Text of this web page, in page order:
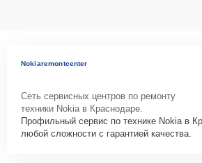
Nokiaremontcenter
Сеть сервисных центров по ремонту
техники Nokia в Краснодаре.
Профильный сервис по технике Nokia в
любой сложности с гарантией качества.